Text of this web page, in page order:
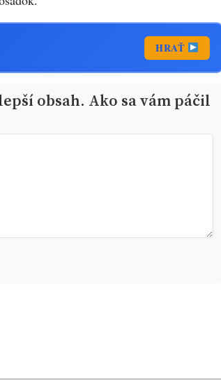
HRAŤ
obsah. Ako sa vám páčil